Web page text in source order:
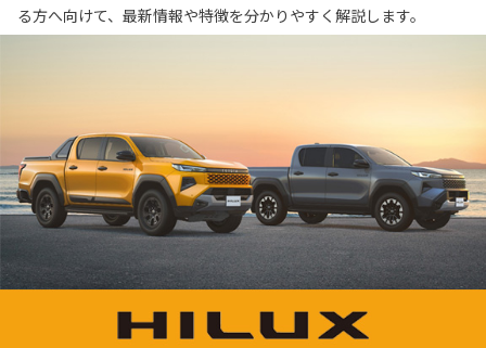
る方へ向けて、最新情報や特徴を分かりやすく解説します。